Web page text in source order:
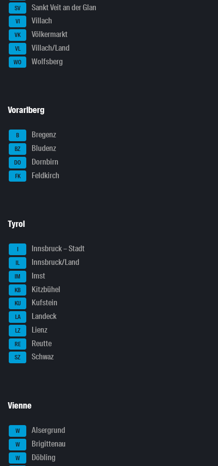
SV Sankt Veit an der Glan
VI Villach
VK Völkermarkt
VL Villach/Land
WO Wolfsberg
Vorarlberg
B Bregenz
BZ Bludenz
DO Dornbirn
FK Feldkirch
Tyrol
I Innsbruck – Stadt
IL Innsbruck/Land
IM Imst
KB Kitzbühel
KU Kufstein
LA Landeck
LZ Lienz
RE Reutte
SZ Schwaz
Vienne
W Alsergrund
W Brigittenau
W Döbling